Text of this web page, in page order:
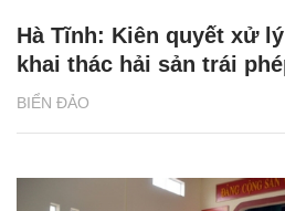
BIỂN ĐẢO
Hà Tĩnh: Kiên quyết xử
khai thác hải sản trái